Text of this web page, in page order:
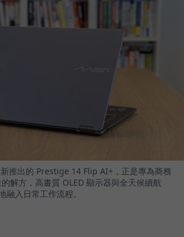
推出的 Prestige 14 Flip AI+，正是專為商務
解方，高畫質 OLED 顯示器與全天候續航
融入日常工作流程。